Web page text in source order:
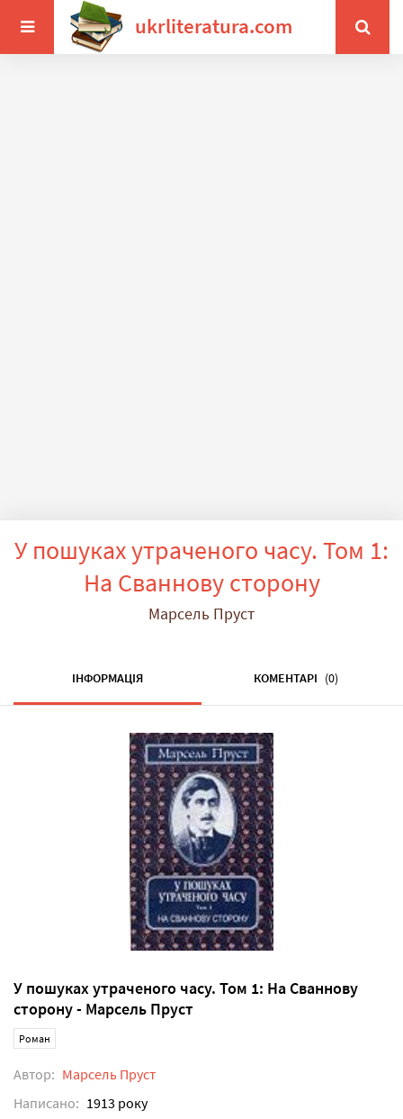
ukrliteratura.com
У пошуках утраченого часу. Том 1:
На Сваннову сторону
Марсель Пруст
ІНФОРМАЦІЯ КОМЕНТАРІ (0)
У пошуках утраченого часу. Том 1: На Сваннову
сторону - Марсель Пруст
Роман
Автор: Марсель Пруст
Написано: 1913 року